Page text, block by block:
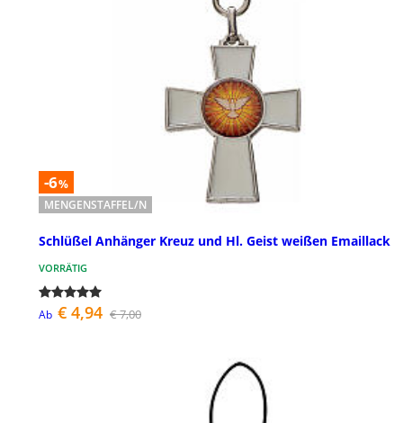
-6%
MENGENSTAFFEL/N
Schlüßel Anhänger Kreuz und Hl. Geist weißen Emaillack
VORRÄTIG
Ab € 4,94 € 7,00